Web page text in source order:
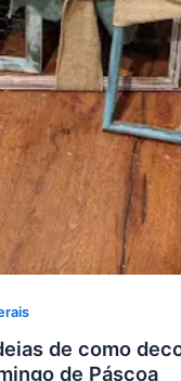
de como
de Páscoa